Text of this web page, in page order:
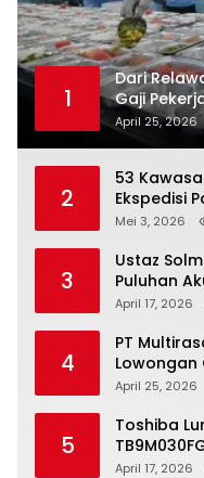
1
Dari
Gaji
Hampir
April 25, 2026
2
53
Ekspedisi
Ditutup 21
Mei 3, 2026
3
Ustaz
Puluhan
Dilaporkan
April 17, 2026
4
PT
Lowongan
April 25, 2026
5
Toshiba
Sensor di
April 17, 2026